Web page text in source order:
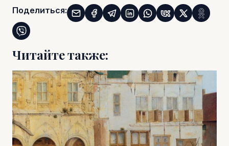
Поделиться:
Читайте также: